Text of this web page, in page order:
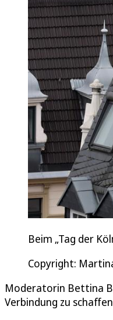
Beim „Tag der
Copyright:
Moderatorin Bettina
Verbindung zu